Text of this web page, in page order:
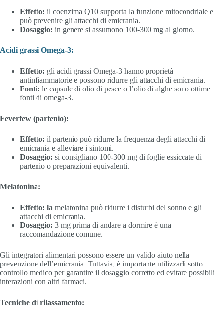
Effetto: il coenzima Q10 supporta la funzione mitocondriale e
può prevenire gli attacchi di emicrania.
Dosaggio: in genere si assumono 100-300 mg al giorno.
Acidi grassi Omega-3:
Effetto: gli acidi grassi Omega-3 hanno proprietà
antinfiammatorie e possono ridurre gli attacchi di emicrania.
Fonti: le capsule di olio di pesce o l’olio di alghe sono ottime
fonti di omega-3.
Feverfew (partenio):
Effetto: il partenio può ridurre la frequenza degli attacchi di
emicrania e alleviare i sintomi.
Dosaggio: si consigliano 100-300 mg di foglie essiccate di
partenio o preparazioni equivalenti.
Melatonina:
Effetto: la melatonina può ridurre i disturbi del sonno e gli
attacchi di emicrania.
Dosaggio: 3 mg prima di andare a dormire è una
raccomandazione comune.
Gli integratori alimentari possono essere un valido aiuto nella
prevenzione dell’emicrania. Tuttavia, è importante utilizzarli sotto
controllo medico per garantire il dosaggio corretto ed evitare possibili
interazioni con altri farmaci.
Tecniche di rilassamento: